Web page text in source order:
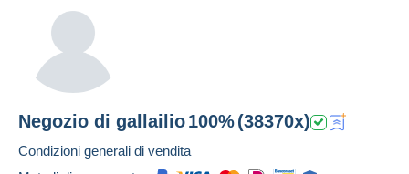
Negozio di gallailio100%(38370x)
Condizioni generali di vendita